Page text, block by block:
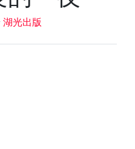
湖光出版